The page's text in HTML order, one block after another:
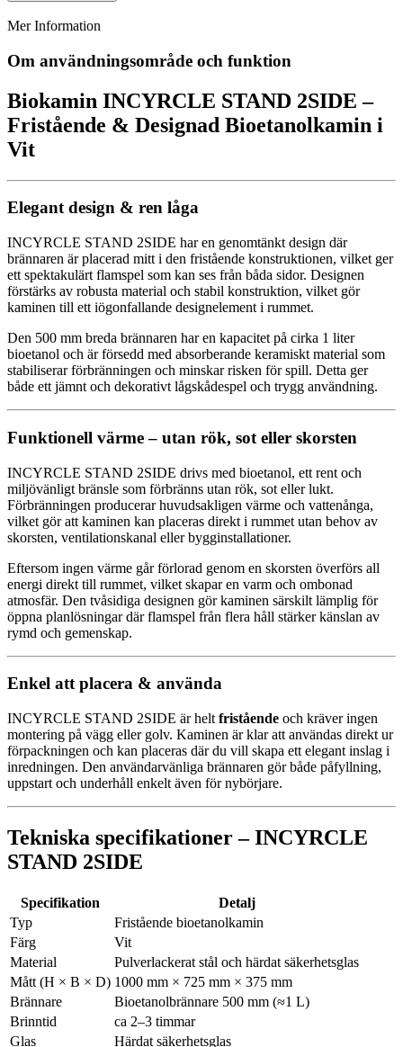
Mer Information
Om användningsområde och funktion
Biokamin INCYRCLE STAND 2SIDE –
Fristående & Designad Bioetanolkamin i
Vit
Elegant design & ren låga
INCYRCLE STAND 2SIDE har en genomtänkt design där
brännaren är placerad mitt i den fristående konstruktionen, vilket ger
ett spektakulärt flamspel som kan ses från båda sidor. Designen
förstärks av robusta material och stabil konstruktion, vilket gör
kaminen till ett iögonfallande designelement i rummet.
Den 500 mm breda brännaren har en kapacitet på cirka 1 liter
bioetanol och är försedd med absorberande keramiskt material som
stabiliserar förbränningen och minskar risken för spill. Detta ger
både ett jämnt och dekorativt lågskådespel och trygg användning.
Funktionell värme – utan rök, sot eller skorsten
INCYRCLE STAND 2SIDE drivs med bioetanol, ett rent och
miljövänligt bränsle som förbränns utan rök, sot eller lukt.
Förbränningen producerar huvudsakligen värme och vattenånga,
vilket gör att kaminen kan placeras direkt i rummet utan behov av
skorsten, ventilationskanal eller bygginstallationer.
Eftersom ingen värme går förlorad genom en skorsten överförs all
energi direkt till rummet, vilket skapar en varm och ombonad
atmosfär. Den tvåsidiga designen gör kaminen särskilt lämplig för
öppna planlösningar där flamspel från flera håll stärker känslan av
rymd och gemenskap.
Enkel att placera & använda
INCYRCLE STAND 2SIDE är helt fristående och kräver ingen
montering på vägg eller golv. Kaminen är klar att användas direkt ur
förpackningen och kan placeras där du vill skapa ett elegant inslag i
inredningen. Den användarvänliga brännaren gör både påfyllning,
uppstart och underhåll enkelt även för nybörjare.
Tekniska specifikationer – INCYRCLE
STAND 2SIDE
Specifikation
Detalj
Typ
Fristående bioetanolkamin
Färg
Vit
Material
Pulverlackerat stål och härdat säkerhetsglas
Mått (H × B × D) 1000 mm × 725 mm × 375 mm
Brännare
Bioetanolbrännare 500 mm (≈1 L)
Brinntid
ca 2–3 timmar
Glas
Härdat säkerhetsglas